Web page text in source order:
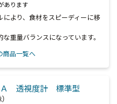
あります
より、食材をスピーディーに移
重量バランスになっています。
商品一覧へ
Ａ 透視度計 標準型